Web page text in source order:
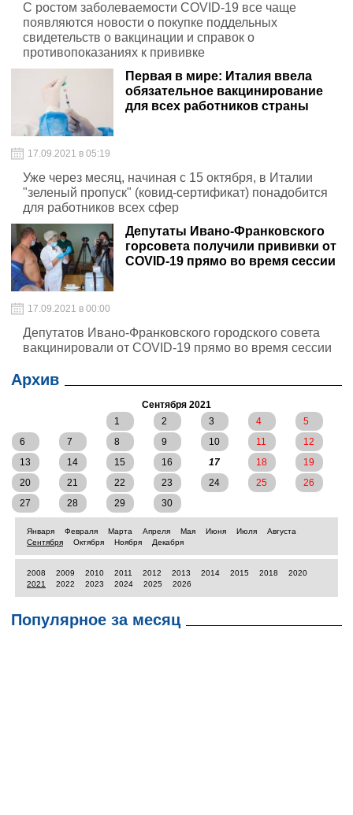
С ростом заболеваемости COVID-19 все чаще
появляются новости о покупке поддельных
свидетельств о вакцинации и справок о
противопоказаниях к прививке
Первая в мире: Италия ввела
обязательное вакцинирование
для всех работников страны
17.09.2021 в 05:19
Уже через месяц, начиная с 15 октября, в Италии
"зеленый пропуск" (ковид-сертификат) понадобится
для работников всех сфер
Депутаты Ивано-Франковского
горсовета получили прививки от
COVID-19 прямо во время сессии
17.09.2021 в 00:00
Депутатов Ивано-Франковского городского совета
вакцинировали от COVID-19 прямо во время сессии
Архив
Сентября 2021
1
2 3 4
5
6
7 8 9 10 11
12
13
14 15 16 17 18
19
20
21 22 23 24 25
26
27
28 29 30
Января Февраля Марта Апреля Мая Июня Июля
Августа
Сентября
Октября Ноября Декабря
2008 2009 2010 2011 2012 2013 2014 2015 2018
2020
2021
2022 2023 2024 2025 2026
Популярное за месяц